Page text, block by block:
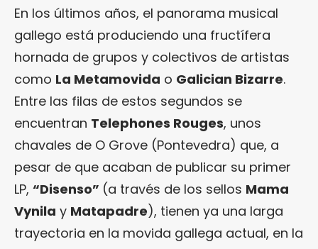
En los últimos años, el panorama musical
gallego está produciendo una fructífera
hornada de grupos y colectivos de artistas
como La Metamovida o Galician Bizarre.
Entre las filas de estos segundos se
encuentran Telephones Rouges, unos
chavales de O Grove (Pontevedra) que, a
pesar de que acaban de publicar su primer
LP, “Disenso” (a través de los sellos Mama
Vynila y Matapadre), tienen ya una larga
trayectoria en la movida gallega actual, en la